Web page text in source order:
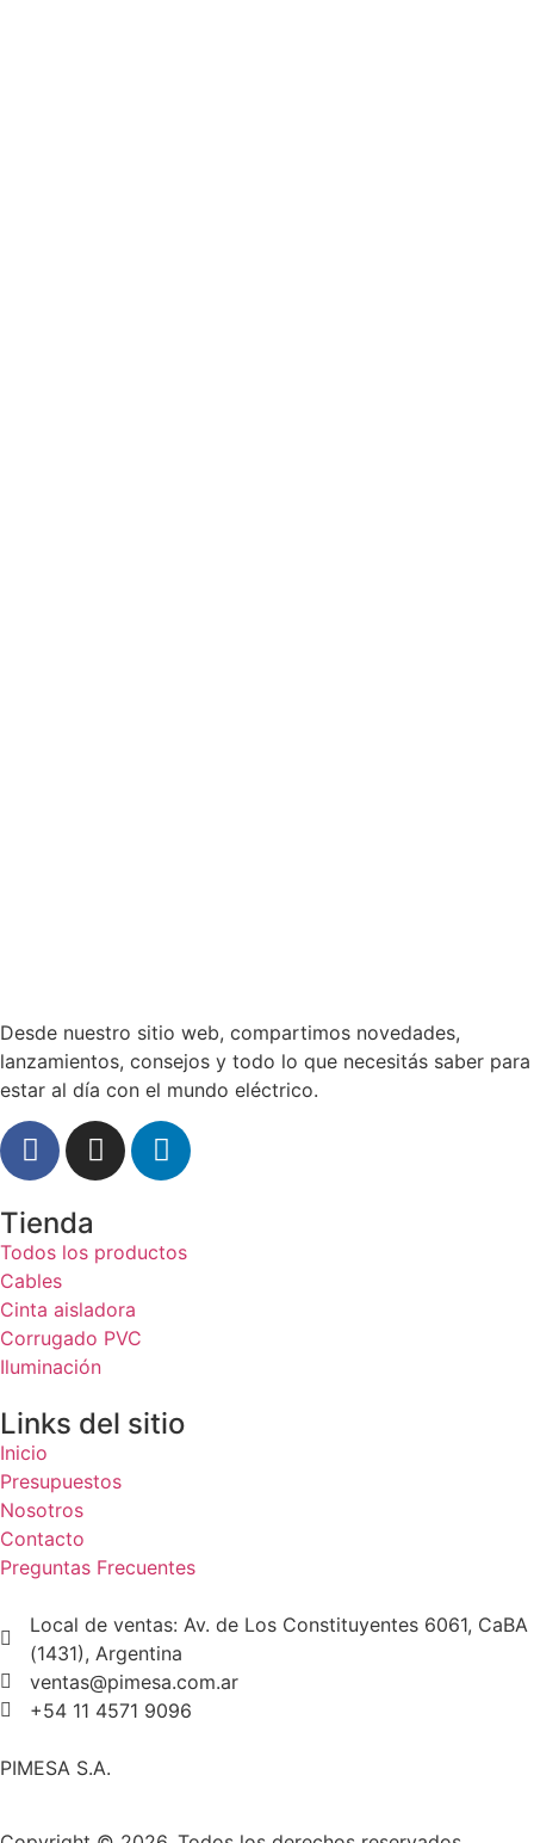
Desde nuestro sitio web, compartimos novedades,
lanzamientos, consejos y todo lo que necesitás saber para
estar al día con el mundo eléctrico.
Tienda
Todos los productos
Cables
Cinta aisladora
Corrugado PVC
Iluminación
Links del sitio
Inicio
Presupuestos
Nosotros
Contacto
Preguntas Frecuentes
Local de ventas: Av. de Los Constituyentes 6061, CaBA
(1431), Argentina
ventas@pimesa.com.ar
+54 11 4571 9096
PIMESA S.A.